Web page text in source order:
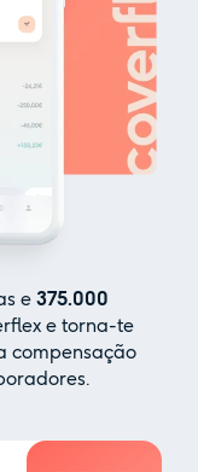
e 375.000
e torna-te
compensação